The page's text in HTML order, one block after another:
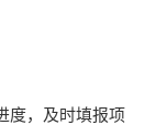
度，及时填报项